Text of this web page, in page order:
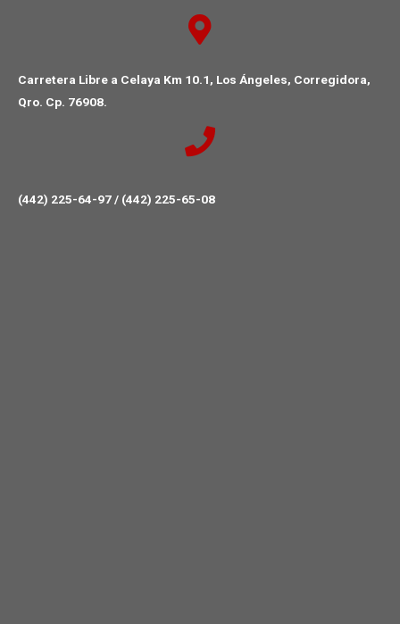
Carretera Libre a Celaya Km 10.1, Los Ángeles, Corregidora,
Qro. Cp. 76908.
(442) 225-64-97 / (442) 225-65-08